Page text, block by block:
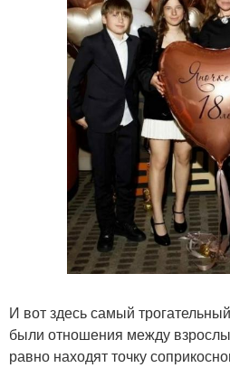
И вот здесь самый
были отношения между
равно находят точку